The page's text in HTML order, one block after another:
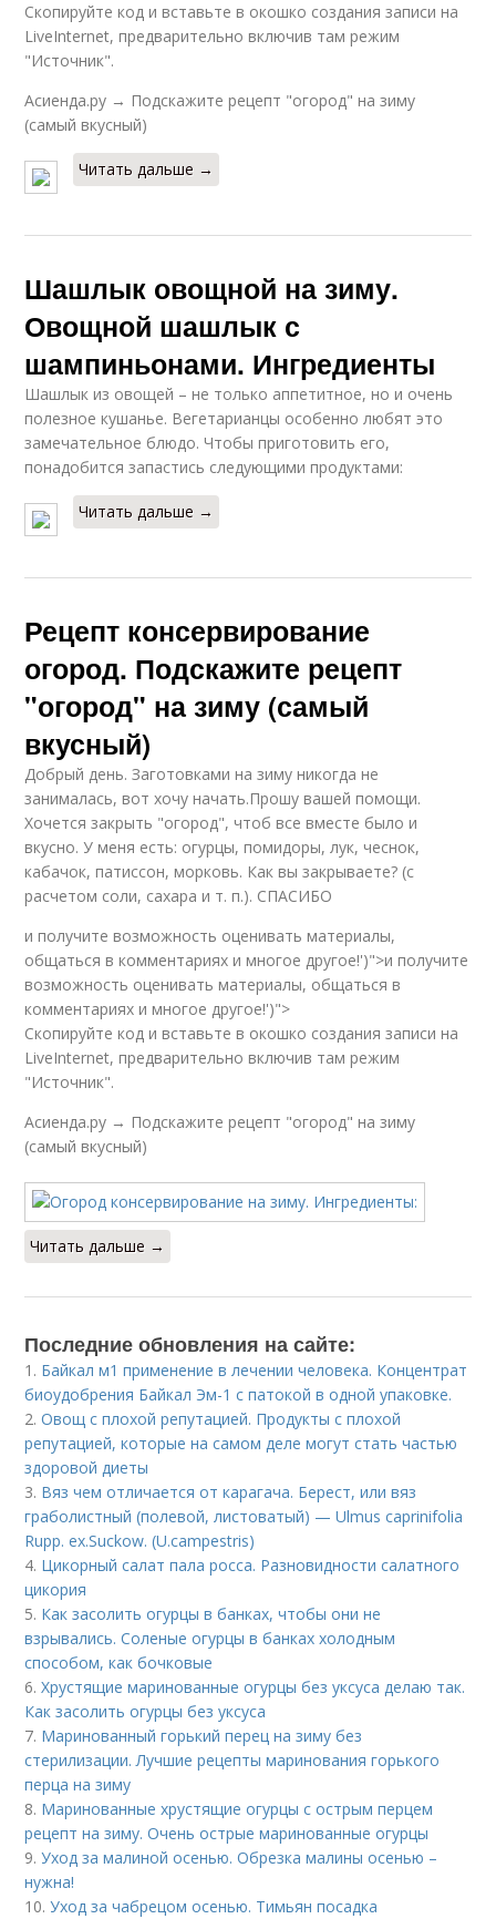
Скопируйте код и вставьте в окошко создания записи на
LiveInternet, предварительно включив там режим
"Источник".
Асиенда.ру → Подскажите рецепт "огород" на зиму
(самый вкусный)
Читать дальше →
Шашлык овощной на зиму.
Овощной шашлык с
шампиньонами. Ингредиенты
Шашлык из овощей – не только аппетитное, но и очень
полезное кушанье. Вегетарианцы особенно любят это
замечательное блюдо. Чтобы приготовить его,
понадобится запастись следующими продуктами:
Читать дальше →
Рецепт консервирование
огород. Подскажите рецепт
"огород" на зиму (самый
вкусный)
Добрый день. Заготовками на зиму никогда не
занималась, вот хочу начать.Прошу вашей помощи.
Хочется закрыть "огород", чтоб все вместе было и
вкусно. У меня есть: огурцы, помидоры, лук, чеснок,
кабачок, патиссон, морковь. Как вы закрываете? (с
расчетом соли, сахара и т. п.). СПАСИБО
и получите возможность оценивать материалы,
общаться в комментариях и многое другое!')">и получите
возможность оценивать материалы, общаться в
комментариях и многое другое!')">
Скопируйте код и вставьте в окошко создания записи на
LiveInternet, предварительно включив там режим
"Источник".
Асиенда.ру → Подскажите рецепт "огород" на зиму
(самый вкусный)
Читать дальше →
Последние обновления на сайте:
1. Байкал м1 применение в лечении человека. Концентрат
биоудобрения Байкал Эм-1 с патокой в одной упаковке.
2.Овощ с плохой репутацией. Продукты с плохой
репутацией, которые на самом деле могут стать частью
здоровой диеты
3. Вяз чем отличается от карагача. Берест, или вяз
граболистный (полевой, листоватый) — Ulmus caprinifolia
Rupp. ex.Suckow. (U.campestris)
4. Цикорный салат пала росса. Разновидности салатного
цикория
5. Как засолить огурцы в банках, чтобы они не
взрывались. Соленые огурцы в банках холодным
способом, как бочковые
6.Хрустящие маринованные огурцы без уксуса делаю так.
Как засолить огурцы без уксуса
7. Маринованный горький перец на зиму без
стерилизации. Лучшие рецепты маринования горького
перца на зиму
8. Маринованные хрустящие огурцы с острым перцем
рецепт на зиму. Очень острые маринованные огурцы
9.Уход за малиной осенью. Обрезка малины осенью –
нужна!
10.Уход за чабрецом осенью. Тимьян посадка